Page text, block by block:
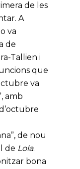
de les
A
va
de
Tallien i
que
va
amb
de nou
de Lola.
bona